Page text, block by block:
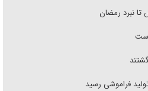
تا نبرد رمضان
فراموشی رسید